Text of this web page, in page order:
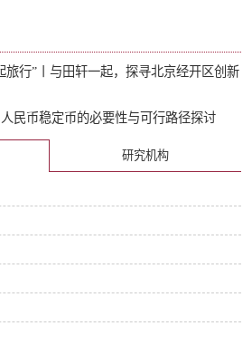
旅行”丨与田轩一起，探寻北京经开区创新
民币稳定币的必要性与可行路径探讨
研究机构